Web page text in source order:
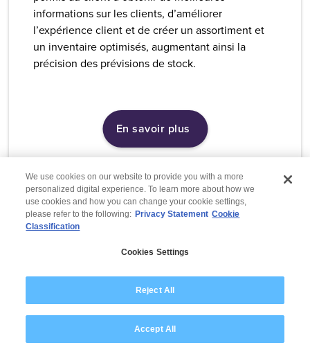
informations sur les clients, d’améliorer
l’expérience client et de créer un assortiment et
un inventaire optimisés, augmentant ainsi la
précision des prévisions de stock.
En savoir plus
We use cookies on our website to provide you with a more
personalized digital experience. To learn more about how we
use cookies and how you can change your cookie settings,
please refer to the following: Privacy Statement Cookie
Classification
Cookies Settings
Reject All
Accept All